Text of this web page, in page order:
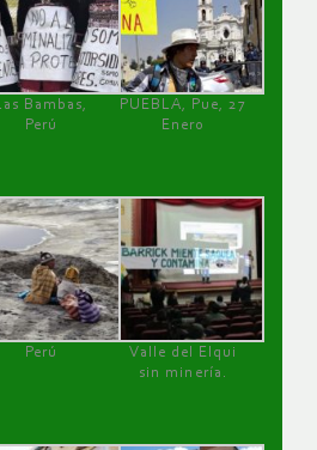
Las Bambas,
Perú
PUEBLA, Pue, 27
Enero
Perú
Valle del Elqui
sin minería.